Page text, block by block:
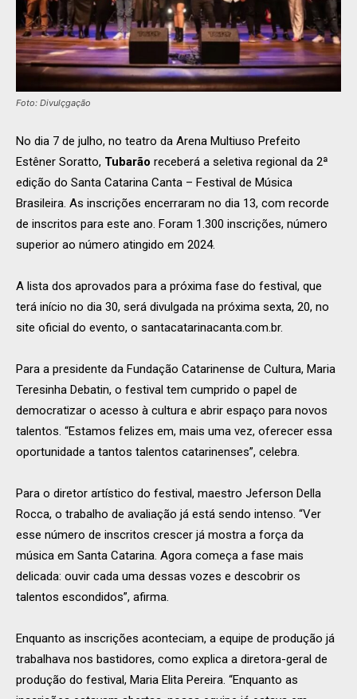
Foto: Divulçgação
No dia 7 de julho, no teatro da Arena Multiuso Prefeito
Estêner Soratto, Tubarão receberá a seletiva regional da 2ª
edição do Santa Catarina Canta – Festival de Música
Brasileira. As inscrições encerraram no dia 13, com recorde
de inscritos para este ano. Foram 1.300 inscrições, número
superior ao número atingido em 2024.
A lista dos aprovados para a próxima fase do festival, que
terá início no dia 30, será divulgada na próxima sexta, 20, no
site oficial do evento, o santacatarinacanta.com.br.
Para a presidente da Fundação Catarinense de Cultura, Maria
Teresinha Debatin, o festival tem cumprido o papel de
democratizar o acesso à cultura e abrir espaço para novos
talentos. “Estamos felizes em, mais uma vez, oferecer essa
oportunidade a tantos talentos catarinenses”, celebra.
Para o diretor artístico do festival, maestro Jeferson Della
Rocca, o trabalho de avaliação já está sendo intenso. “Ver
esse número de inscritos crescer já mostra a força da
música em Santa Catarina. Agora começa a fase mais
delicada: ouvir cada uma dessas vozes e descobrir os
talentos escondidos”, afirma.
Enquanto as inscrições aconteciam, a equipe de produção já
trabalhava nos bastidores, como explica a diretora-geral de
produção do festival, Maria Elita Pereira. “Enquanto as